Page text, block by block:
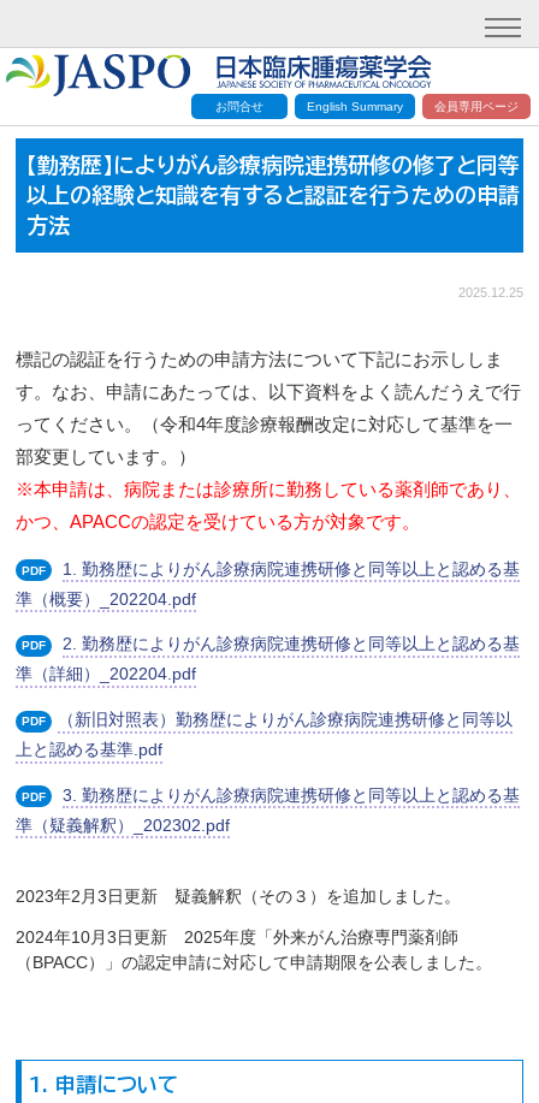
お問合せ English Summary 会員専用ページ
【勤務歴】によりがん診療病院連携研修の修了と同等
以上の経験と知識を有すると認証を行うための申請
方法
2025.12.25
標記の認証を行うための申請方法について下記にお示ししま
す。なお、申請にあたっては、以下資料をよく読んだうえで行
ってください。（令和4年度診療報酬改定に対応して基準を一
部変更しています。）
※本申請は、病院または診療所に勤務している薬剤師であり、
かつ、APACCの認定を受けている方が対象です。
PDF
1. 勤務歴によりがん診療病院連携研修と同等以上と認める基
準（概要）_202204.pdf
PDF
2. 勤務歴によりがん診療病院連携研修と同等以上と認める基
準（詳細）_202204.pdf
PDF
（新旧対照表）勤務歴によりがん診療病院連携研修と同等以
上と認める基準.pdf
PDF
3. 勤務歴によりがん診療病院連携研修と同等以上と認める基
準（疑義解釈）_202302.pdf
2023年2月3日更新 疑義解釈（その３）を追加しました。
2024年10月3日更新 2025年度「外来がん治療専門薬剤師
（BPACC）」の認定申請に対応して申請期限を公表しました。
1. 申請について